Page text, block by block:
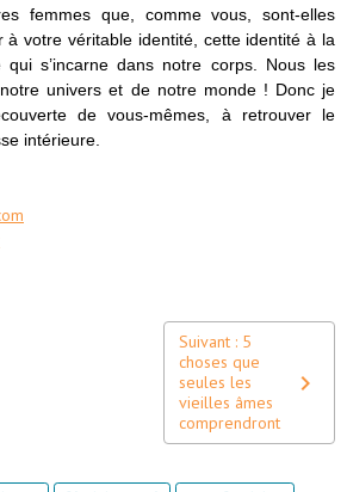
femmes que, comme vous, sont-elles
à votre véritable identité, cette identité à la
s’incarne dans notre corps. Nous les
univers et de notre monde ! Donc je
de vous-mêmes, à retrouver le
intérieure.
Suivant : 5
choses que
seules les
vieilles âmes
comprendront